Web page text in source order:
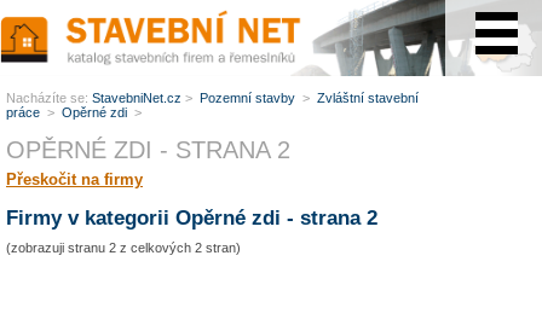
OPĚRNÉ ZDI - STRANA 2
Přeskočit na firmy
Firmy v kategorii Opěrné zdi - strana 2
(zobrazuji stranu 2 z celkových 2 stran)
Nacházíte se: StavebniNet.cz > Pozemní stavby > Zvláštní stavební
práce > Opěrné zdi >